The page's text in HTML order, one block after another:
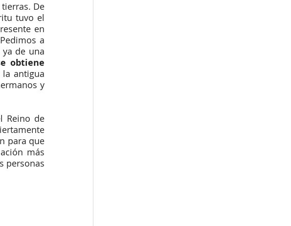
De
tuvo el
en
a
de una
obtiene
antigua
y
Reino de
para que
más
personas